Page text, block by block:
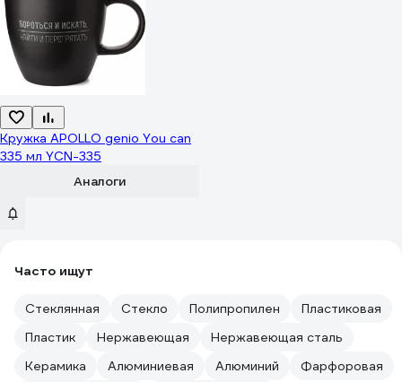
Кружка APOLLO genio You can
335 мл YCN-335
Аналоги
Часто ищут
Стеклянная Стекло Полипропилен
Пластиковая
Пластик
Нержавеющая
Нержавеющая сталь
Керамика
Алюминиевая Алюминий
Фарфоровая